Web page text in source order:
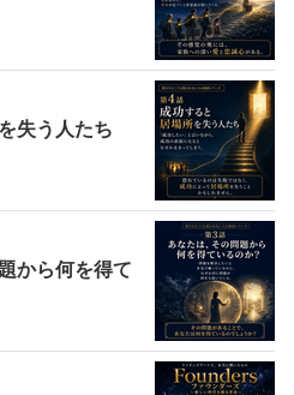
失う人たち
から何を得て